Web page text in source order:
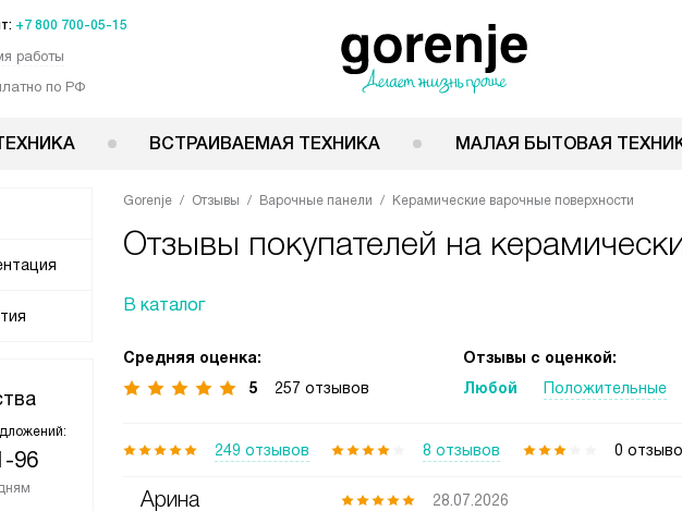
+7 800 700-05-15
работы
по РФ
ВСТРАИВАЕМАЯ ТЕХНИКА МАЛАЯ БЫТОВАЯ
96
Gorenje Отзывы Варочные панели Керамические варочные поверхности
Отзывы покупателей на
В каталог
Средняя оценка:
5
257 отзывов
Отзывы с оценкой:
Любой
Положительные
249 отзывов 8 отзывов 0
Арина 28.07.2026